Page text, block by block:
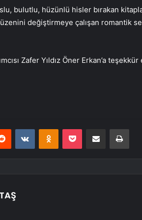
bulutlu, hüzünlü hisler bırakan
değiştirmeye çalışan romantik
Zafer Yıldız Öner Erkan’a teşekkür
Reddit VKontakteOdnoklassniki
Pocket E-Posta ile paylaş